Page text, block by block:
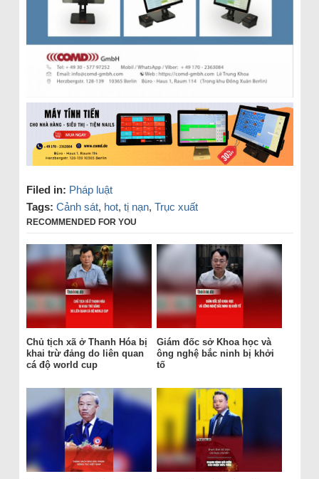
Filed in: Pháp luật
Tags: Cảnh sát, hot, tị nạn, Trục xuất
RECOMMENDED FOR YOU
Chủ tịch xã ở Thanh Hóa bị
khai trừ đảng do liên quan
cá độ world cup
Giám đốc sở Khoa học và
ông nghệ bắc ninh bị khởi
tố